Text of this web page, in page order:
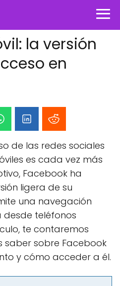
la versión
en
de las redes sociales
es cada vez más
Facebook ha
ligera de su
una navegación
desde teléfonos
te contaremos
saber sobre Facebook
y cómo acceder a él.